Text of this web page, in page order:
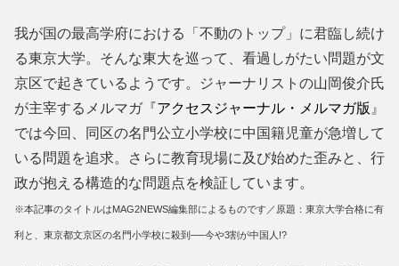
我が国の最高学府における「不動のトップ」に君臨し続け
る東京大学。そんな東大を巡って、看過しがたい問題が文
京区で起きているようです。ジャーナリストの山岡俊介氏
が主宰するメルマガ『アクセスジャーナル・メルマガ版 』
では今回、同区の名門公立小学校に中国籍児童が急増して
いる問題を追求。さらに教育現場に及び始めた歪みと、行
政が抱える構造的な問題点を検証しています。
※本記事のタイトルはMAG2NEWS編集部によるものです／原題：東京大学合格に有
利と、東京都文京区の名門小学校に殺到──今や3割が中国人!?